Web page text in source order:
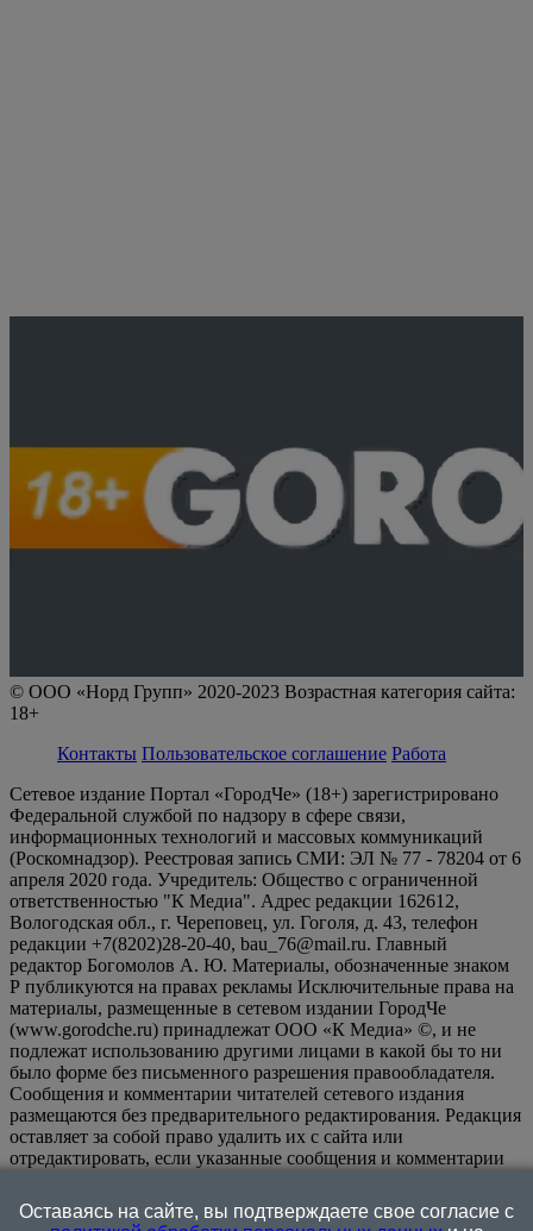
© ООО «Норд Групп» 2020-2023 Возрастная категория сайта:
18+
Контакты Пользовательское соглашение Работа
Сетевое издание Портал «ГородЧе» (18+) зарегистрировано
Федеральной службой по надзору в сфере связи,
информационных технологий и массовых коммуникаций
(Роскомнадзор). Реестровая запись СМИ: ЭЛ № 77 - 78204 от 6
апреля 2020 года. Учредитель: Общество с ограниченной
ответственностью "К Медиа". Адрес редакции 162612,
Вологодская обл., г. Череповец, ул. Гоголя, д. 43, телефон
редакции +7(8202)28-20-40, bau_76@mail.ru. Главный
редактор Богомолов А. Ю. Материалы, обозначенные знаком
Р публикуются на правах рекламы Исключительные права на
материалы, размещенные в сетевом издании ГородЧе
(www.gorodche.ru) принадлежат ООО «К Медиа» ©, и не
подлежат использованию другими лицами в какой бы то ни
было форме без письменного разрешения правообладателя.
Сообщения и комментарии читателей сетевого издания
размещаются без предварительного редактирования. Редакция
оставляет за собой право удалить их с сайта или
отредактировать, если указанные сообщения и комментарии
или нарушением иных требований закона.
информационном ресурсе применяются рекомендательные
Оставаясь на сайте, вы подтверждаете свое согласие с